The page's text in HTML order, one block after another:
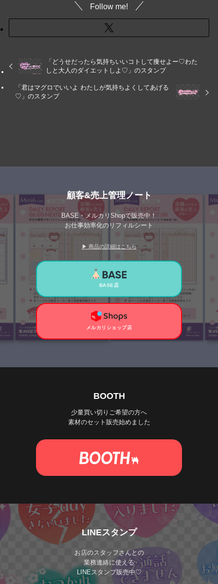
Follow me!
「どうせだったら気持ちいいコトして痩せよー♡わた
しと大人のダイエットしよ♡」のスタンプ
「君はマグロでいいよ わたしが気持ちよくしてあげる
♡」のスタンプ
顧客&売上管理ノート
BASE・メルカリShopで販売中！
お仕事効率化のリフィルシート
▶ 商品の詳細はこちら
BASE店
メルカリショップ店
BOOTH
少量買い切りご希望の方へ
素材のセット販売始めました
LINEスタンプ
お店のスタッフさんとの
業務連絡に使える
LINEスタンプ販売中♡